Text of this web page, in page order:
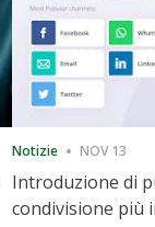
Notizie NOV 13
Introduzione di
condivisione più